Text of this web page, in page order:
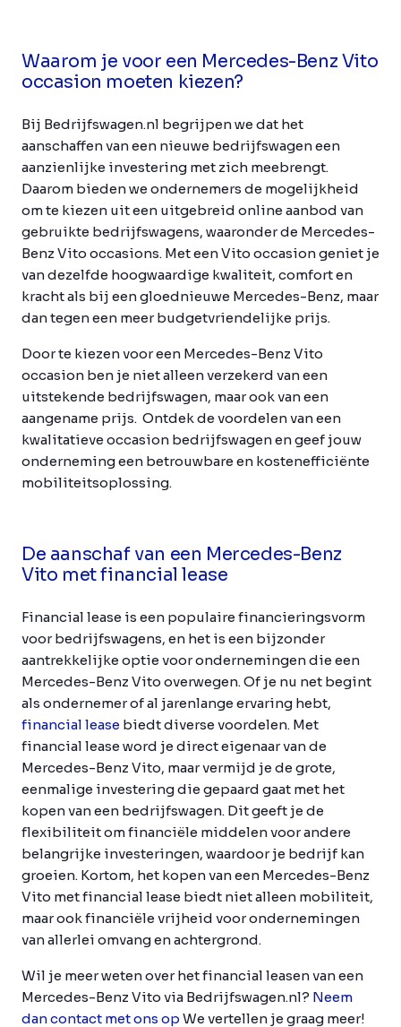
Waarom je voor een Mercedes-Benz Vito
occasion moeten kiezen?
Bij Bedrijfswagen.nl begrijpen we dat het
aanschaffen van een nieuwe bedrijfswagen een
aanzienlijke investering met zich meebrengt.
Daarom bieden we ondernemers de mogelijkheid
om te kiezen uit een uitgebreid online aanbod van
gebruikte bedrijfswagens, waaronder de Mercedes-
Benz Vito occasions. Met een Vito occasion geniet je
van dezelfde hoogwaardige kwaliteit, comfort en
kracht als bij een gloednieuwe Mercedes-Benz, maar
dan tegen een meer budgetvriendelijke prijs.
Door te kiezen voor een Mercedes-Benz Vito
occasion ben je niet alleen verzekerd van een
uitstekende bedrijfswagen, maar ook van een
aangename prijs. Ontdek de voordelen van een
kwalitatieve occasion bedrijfswagen en geef jouw
onderneming een betrouwbare en kostenefficiënte
mobiliteitsoplossing.
De aanschaf van een Mercedes-Benz
Vito met financial lease
Financial lease is een populaire financieringsvorm
voor bedrijfswagens, en het is een bijzonder
aantrekkelijke optie voor ondernemingen die een
Mercedes-Benz Vito overwegen. Of je nu net begint
als ondernemer of al jarenlange ervaring hebt,
financial lease biedt diverse voordelen. Met
financial lease word je direct eigenaar van de
Mercedes-Benz Vito, maar vermijd je de grote,
eenmalige investering die gepaard gaat met het
kopen van een bedrijfswagen. Dit geeft je de
flexibiliteit om financiële middelen voor andere
belangrijke investeringen, waardoor je bedrijf kan
groeien. Kortom, het kopen van een Mercedes-Benz
Vito met financial lease biedt niet alleen mobiliteit,
maar ook financiële vrijheid voor ondernemingen
van allerlei omvang en achtergrond.
Wil je meer weten over het financial leasen van een
Mercedes-Benz Vito via Bedrijfswagen.nl? Neem
dan contact met ons op We vertellen je graag meer!